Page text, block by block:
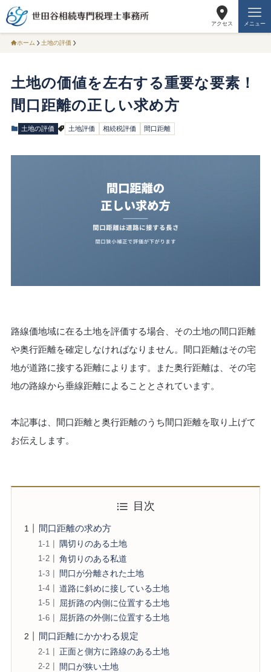
アクセス メニュー
ホーム 土地の評価
土地の価値を左右する重要な要素！
間口距離の正しい求め方
土地の評価 土地評価 相続税評価 間口距離
路線価地域に在る土地を評価する場合、その土地の間口距離
や奥行距離を確定しなければなりません。間口距離はその宅
地が道路に接する距離によります。また奥行距離は、その宅
地の路線から垂線距離によることとされています。
本記事は、間口距離と奥行距離のうち間口距離を取り上げて
お伝えします。
目次
間口距離の求め方
隅切りのある土地
角切りのある私道
間口が分離された土地
道路に斜めに接している土地
屈折路の内側に位置する土地
屈折路の外側に位置する土地
間口距離にかかわる規定
正面と側方に路線のある土地
間口が狭い土地